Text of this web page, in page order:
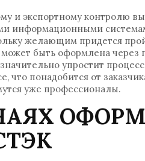
и экспортному контролю
информационными
желающим придется
быть оформлена через
упростит
что понадобится от
уже профессионалы.